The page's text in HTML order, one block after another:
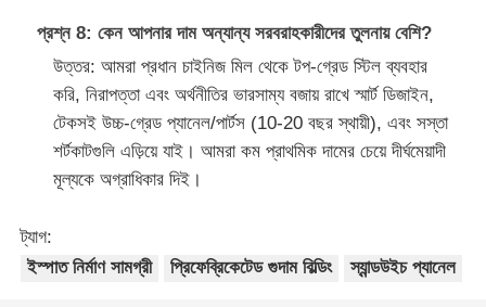
প্রশ্ন 8: কেন আপনার দাম অন্যান্য সরবরাহকারীদের তুলনায় বেশি?
উত্তর: আমরা প্রধান চাইনিজ মিল থেকে টপ-গ্রেড স্টিল ব্যবহার
করি, নিরাপত্তা এবং অর্থনীতির ভারসাম্য বজায় রাখে স্মার্ট ডিজাইন,
টেকসই উচ্চ-গ্রেড প্যানেল/পার্টস (10-20 বছর স্থায়ী), এবং সস্তা
শর্টকাটগুলি এড়িয়ে যাই। আমরা কম প্রাথমিক দামের চেয়ে দীর্ঘমেয়াদী
মূল্যকে অগ্রাধিকার দিই।
ট্যাগ:
ইস্পাত নির্মাণ সামগ্রী
প্রিফেব্রিকেটেড গুদাম বিল্ডিং স্যান্ডউইচ প্যানেল